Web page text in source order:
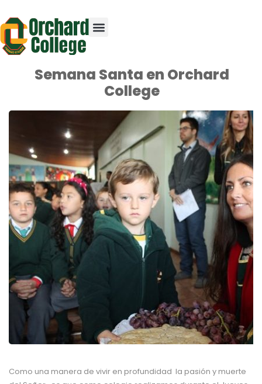
Semana Santa en Orchard
College
Como una manera de vivir en profundidad la pasión y muerte